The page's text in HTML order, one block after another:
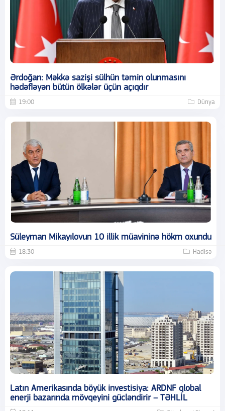
Ərdoğan: Məkkə sazişi sülhün təmin olunmasını
hədəfləyən bütün ölkələr üçün açıqdır
19:00 Dünya
Süleyman Mikayılovun 10 illik müavininə hökm oxundu
18:30 Hadisə
Latın Amerikasında böyük investisiya: ARDNF qlobal
enerji bazarında mövqeyini gücləndirir – TƏHLİL